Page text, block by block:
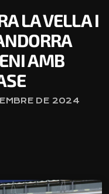
LA VELLA I
AMB
DE 2024